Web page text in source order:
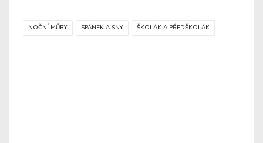
NOČNÍ MŮRY SPÁNEK A SNY ŠKOLÁK A PŘEDŠKOLÁK